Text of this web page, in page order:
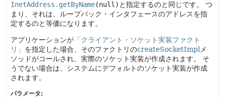
InetAddress.getByName(null) と指定するのと同じです。
つ
まり、それは、ループバック・インタフェースのアドレスを指
定するのと等価になります。
アプリケーションが 「クライアント・ソケット実装ファクト
リ」 を指定した場合、そのファクトリのcreateSocketImpl メ
ソッドがコールされ、実際のソケット実装が作成されます。
そ
うでない場合は、システムにデフォルトのソケット実装が作成
されます。
パラメータ: